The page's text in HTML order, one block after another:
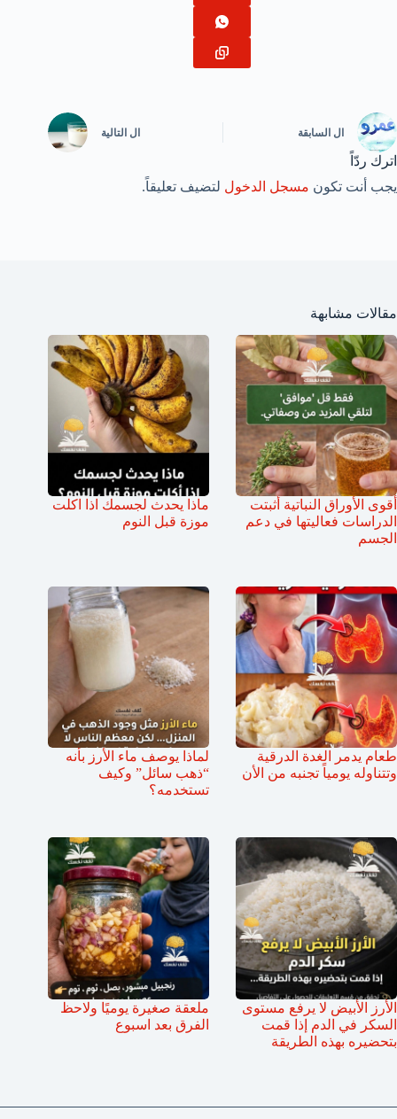
ال السابقة ال التالية
اترك ردّاً
يجب أنت تكون مسجل الدخول لتضيف تعليقاً.
مقالات مشابهة
أقوى الأوراق النباتية أثبتت
الدراسات فعاليتها في دعم
الجسم
ماذا يحدث لجسمك اذا اكلت
موزة قبل النوم
طعام يدمر الغدة الدرقية
وتتناوله يومياً تجنبه من الأن
لماذا يوصف ماء الأرز بأنه
“ذهب سائل” وكيف
تستخدمه؟
الأرز الأبيض لا يرفع مستوى
السكر في الدم إذا قمت
بتحضيره بهذه الطريقة
ملعقة صغيرة يوميًا ولاحظ
الفرق بعد اسبوع